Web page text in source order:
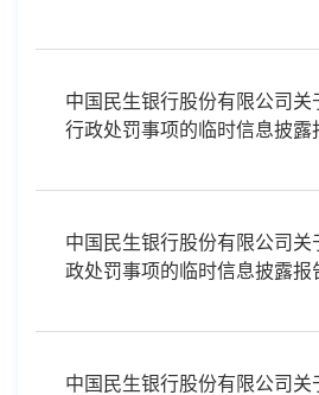
中国民生银行股份有限公司关
行政处罚事项的临时信息披露
中国民生银行股份有限公司关
政处罚事项的临时信息披露报
中国民生银行股份有限公司关